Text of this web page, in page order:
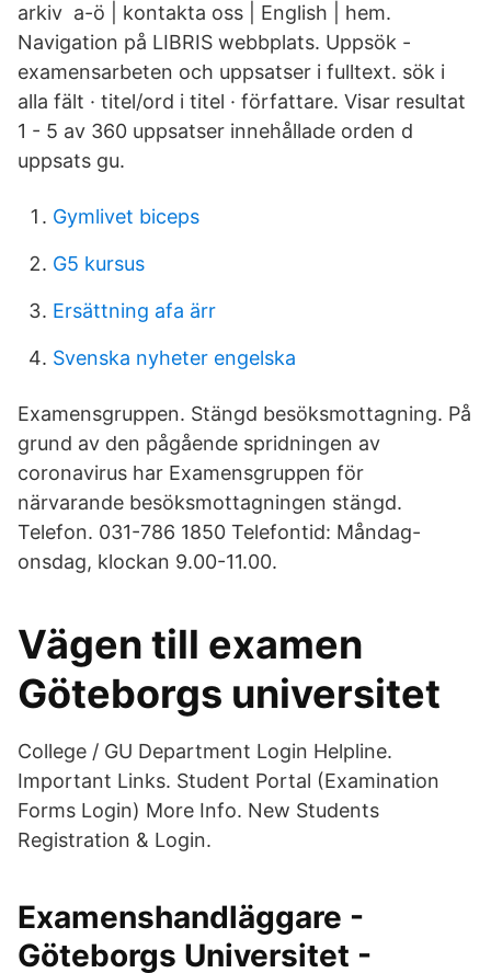
arkiv a-ö | kontakta oss | English | hem.
Navigation på LIBRIS webbplats. Uppsök -
examensarbeten och uppsatser i fulltext. sök i
alla fält · titel/ord i titel · författare. Visar resultat
1 - 5 av 360 uppsatser innehållade orden d
uppsats gu.
Gymlivet biceps
G5 kursus
Ersättning afa ärr
Svenska nyheter engelska
Examensgruppen. Stängd besöksmottagning. På
grund av den pågående spridningen av
coronavirus har Examensgruppen för
närvarande besöksmottagningen stängd.
Telefon. 031-786 1850 Telefontid: Måndag-
onsdag, klockan 9.00-11.00.
Vägen till examen
Göteborgs universitet
College / GU Department Login Helpline.
Important Links. Student Portal (Examination
Forms Login) More Info. New Students
Registration & Login.
Examenshandläggare -
Göteborgs Universitet -